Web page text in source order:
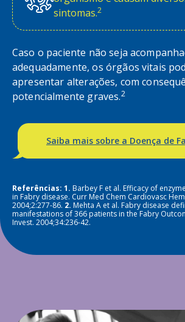
sintomas.2
Caso o paciente não seja
adequadamente, os órgãos vitais
apresentar alterações, com
potencialmente graves.2
Saiba mais sobre a Doença de
Referências: 1. Barbey F et al. Efficacy of
in Fabry disease. Curr Med Chem Cardiovasc
2004;2:277-86. 2. Mehta A et al. Fabry disease
manifestations of 366 patients in the Fabry
Invest. 2004;34:236-42.